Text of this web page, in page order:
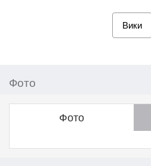
Вики
Фото
Фото